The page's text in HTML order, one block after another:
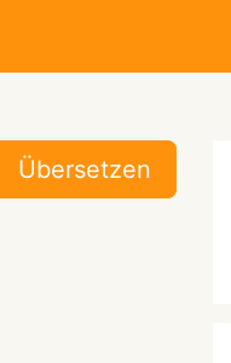
Übersetzen